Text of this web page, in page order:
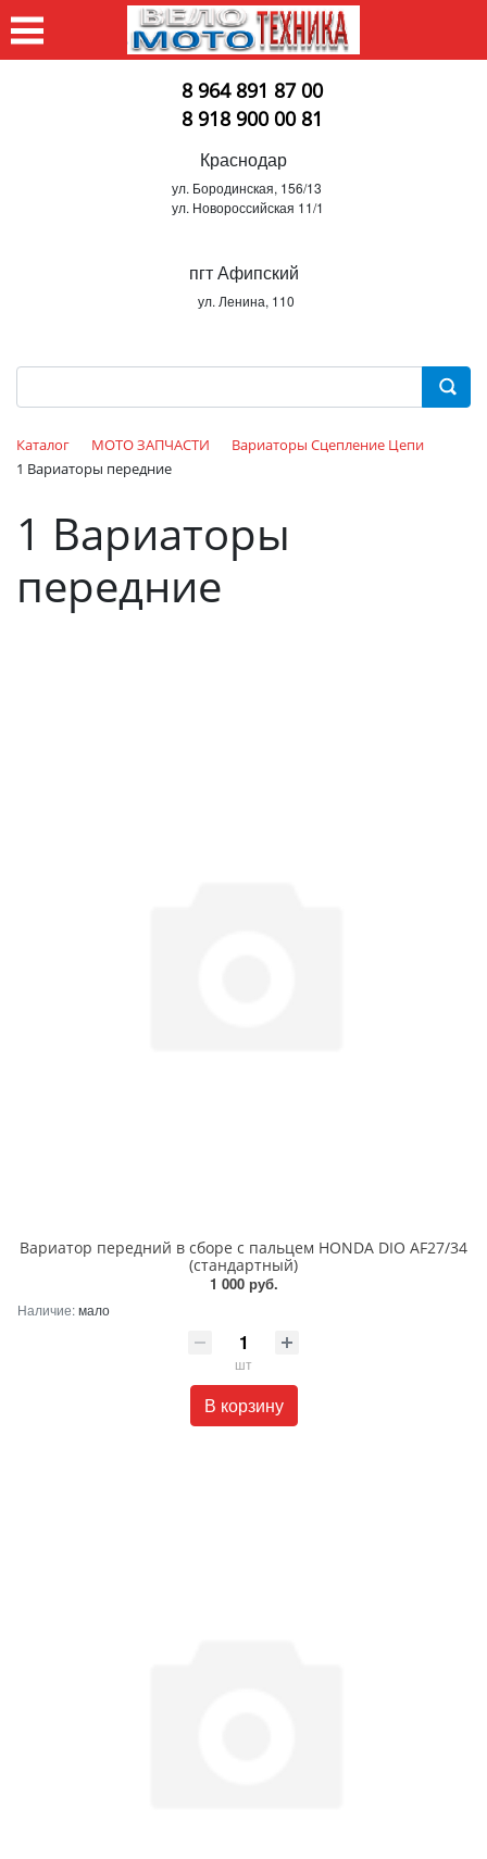
8 964 891 87 00
8 918 900 00 81
Краснодар
ул. Бородинская, 156/13
ул. Новороссийская 11/1
пгт Афипский
ул. Ленина, 110
Каталог МОТО ЗАПЧАСТИ
Вариаторы Cцепление Цепи
1 Вариаторы передние
1 Вариаторы
передние
Вариатор передний в сборе с пальцем HONDA DIO AF27/34
(стандартный)
1 000 руб.
Наличие:мало
шт
В корзину